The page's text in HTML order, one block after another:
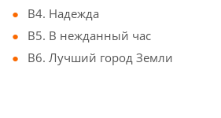
B4. Надежда
B5. В нежданный час
B6. Лучший город Земли